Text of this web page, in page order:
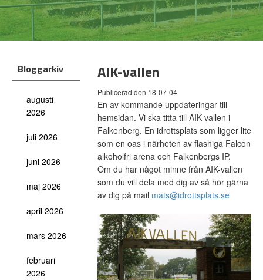
Bloggarkiv
augusti
2026
juli 2026
juni 2026
maj 2026
april 2026
mars 2026
februari
2026
AIK-vallen
Publicerad den 18-07-04
En av kommande uppdateringar till
hemsidan. Vi ska titta till AIK-vallen i
Falkenberg. En idrottsplats som ligger lite
som en oas i närheten av flashiga Falcon
alkoholfri arena och Falkenbergs IP.
Om du har något minne från AIK-vallen
som du vill dela med dig av så hör gärna
av dig på mail mats@idrottsplats.se